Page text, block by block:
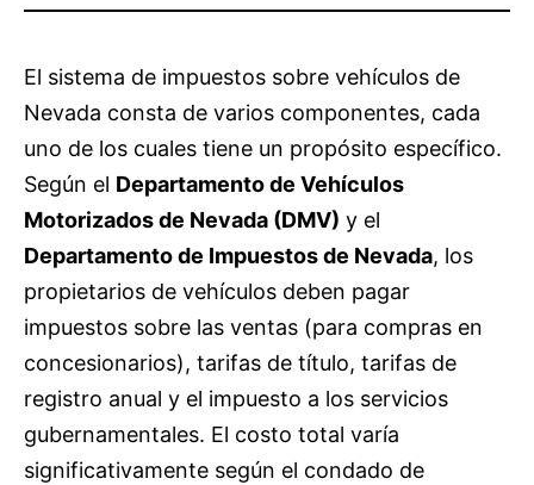
El sistema de impuestos sobre vehículos de
Nevada consta de varios componentes, cada
uno de los cuales tiene un propósito específico.
Según el Departamento de Vehículos
Motorizados de Nevada (DMV) y el
Departamento de Impuestos de Nevada, los
propietarios de vehículos deben pagar
impuestos sobre las ventas (para compras en
concesionarios), tarifas de título, tarifas de
registro anual y el impuesto a los servicios
gubernamentales. El costo total varía
significativamente según el condado de